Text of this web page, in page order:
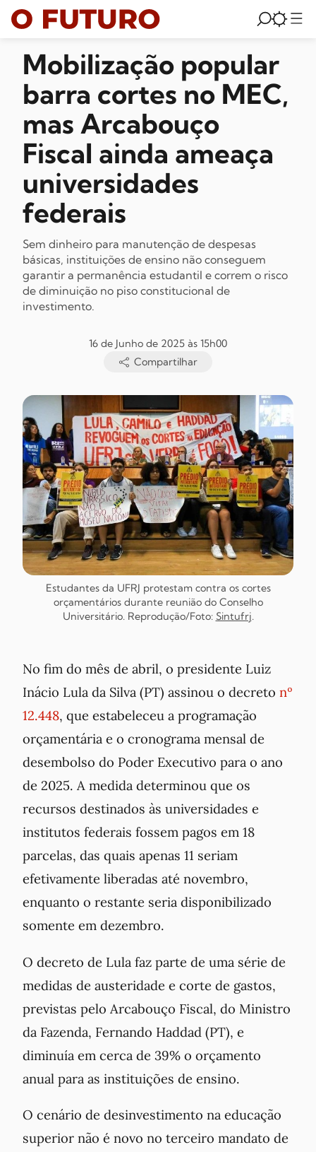
Mobilização popular
barra cortes no MEC,
mas Arcabouço
Fiscal ainda ameaça
universidades
federais
Sem dinheiro para manutenção de despesas
básicas, instituições de ensino não conseguem
garantir a permanência estudantil e correm o risco
de diminuição no piso constitucional de
investimento.
16 de Junho de 2025 às 15h00
Compartilhar
Estudantes da UFRJ protestam contra os cortes
orçamentários durante reunião do Conselho
Universitário. Reprodução/Foto: Sintufrj.
No fim do mês de abril, o presidente Luiz
Inácio Lula da Silva (PT) assinou o decreto nº
12.448, que estabeleceu a programação
orçamentária e o cronograma mensal de
desembolso do Poder Executivo para o ano
de 2025. A medida determinou que os
recursos destinados às universidades e
institutos federais fossem pagos em 18
parcelas, das quais apenas 11 seriam
efetivamente liberadas até novembro,
enquanto o restante seria disponibilizado
somente em dezembro.
O decreto de Lula faz parte de uma série de
medidas de austeridade e corte de gastos,
previstas pelo Arcabouço Fiscal, do Ministro
da Fazenda, Fernando Haddad (PT), e
diminuía em cerca de 39% o orçamento
anual para as instituições de ensino.
O cenário de desinvestimento na educação
superior não é novo no terceiro mandato de